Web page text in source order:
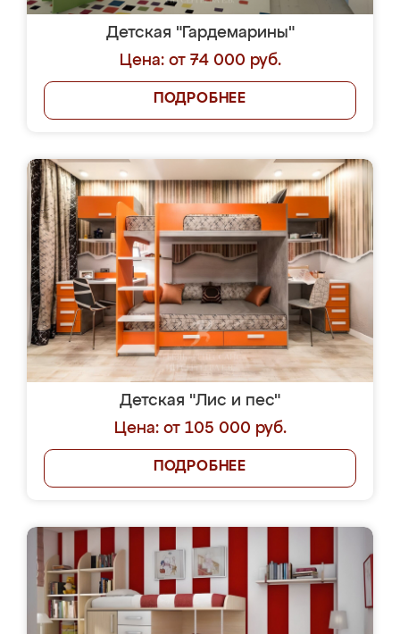
Детская "Гардемарины"
Цена: от 74 000 руб.
ПОДРОБНЕЕ
Детская "Лис и пес"
Цена: от 105 000 руб.
ПОДРОБНЕЕ